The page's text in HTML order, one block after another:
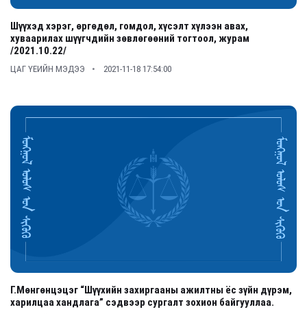
Шүүхэд хэрэг, өргөдөл, гомдол, хүсэлт хүлээн авах,
хуваарилах шүүгчдийн зөвлөгөөний тогтоол, журам
/2021.10.22/
ЦАГ ҮЕИЙН МЭДЭЭ 2021-11-18 17:54:00
Г.Мөнгөнцэцэг “Шүүхийн захиргааны ажилтны ёс зүйн дүрэм,
харилцаа хандлага” сэдвээр сургалт зохион байгууллаа.